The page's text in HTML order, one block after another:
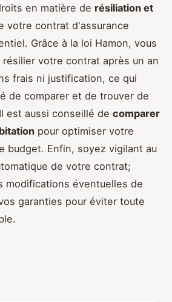
en matière de résiliation et
votre contrat d'assurance
Grâce à la loi Hamon, vous
votre contrat après un an
frais ni justification, ce qui
de comparer et de trouver de
est aussi conseillé de comparer
pour optimiser votre
budget. Enfin, soyez vigilant au
de votre contrat;
modifications éventuelles de
garanties pour éviter toute